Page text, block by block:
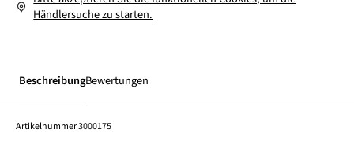
Händlersuche zu starten.
BeschreibungBewertungen
Artikelnummer3000175